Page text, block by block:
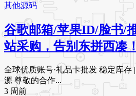
其他源码
谷歌邮箱/苹果ID/脸书/
站采购，告别东拼西凑
全球优质账号·礼品卡批发 稳定库存
源 尊敬的合作...
3 周前